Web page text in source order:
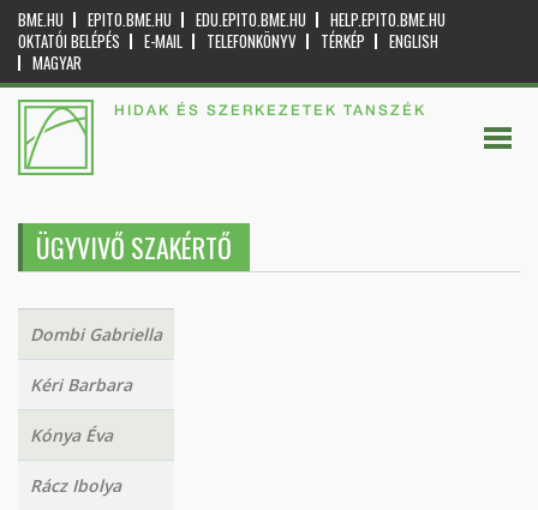
BME.HU EPITO.BME.HU EDU.EPITO.BME.HU
HELP.EPITO.BME.HU
OKTATÓI BELÉPÉS
E-MAIL TELEFONKÖNYV TÉRKÉP
ENGLISH
MAGYAR
HIDAK ÉS SZERKEZETEK TANSZÉK
ÜGYVIVŐ SZAKÉRTŐ
Dombi Gabriella
Kéri Barbara
Kónya Éva
Rácz Ibolya